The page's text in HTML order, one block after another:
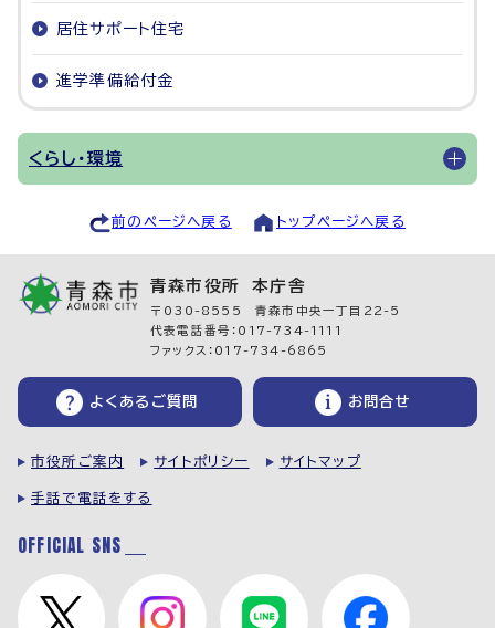
居住サポート住宅
進学準備給付金
くらし・環境
前のページへ戻る トップページへ戻る
青森市役所 本庁舎
〒030-8555 青森市中央一丁目22-5
代表電話番号：017-734-1111
ファックス：017-734-6865
よくあるご質問 お問合せ
市役所ご案内 サイトポリシー サイトマップ
手話で電話をする
OFFICIAL SNS